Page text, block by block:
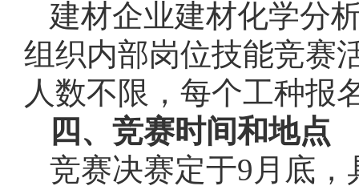
建材企业建材化学分
组织内部岗位技能竞赛
人数不限，每个工种报
四、竞赛时间和地点
竞赛决赛定于9月底